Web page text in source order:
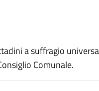
a suffragio
Comunale.